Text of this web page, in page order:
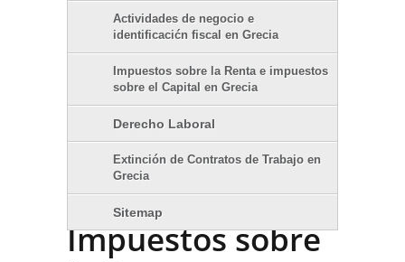
Actividades de negocio e
identificacićn fiscal en Grecia
Impuestos sobre la Renta e impuestos
sobre el Capital en Grecia
Derecho Laboral
Extinción de Contratos de Trabajo en
Grecia
Sitemap
Impuestos sobre